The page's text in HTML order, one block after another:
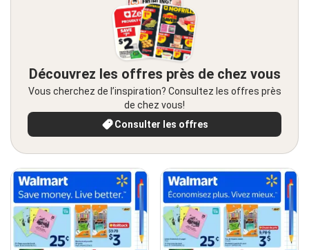
Découvrez les offres près de chez vous
Vous cherchez de l’inspiration? Consultez les offres près
de chez vous!
Consulter les offres